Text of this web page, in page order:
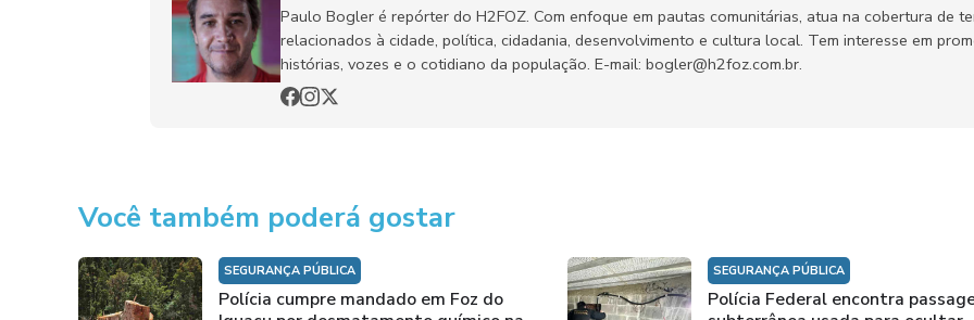
Paulo Bogler é repórter do H2FOZ. Com enfoque em pautas comunitárias, atua na cobertura de
relacionados à cidade, política, cidadania, desenvolvimento e cultura local. Tem interesse em
histórias, vozes e o cotidiano da população. E-mail: bogler@h2foz.com.br.
Você também poderá gostar
SEGURANÇA PÚBLICA
Polícia cumpre mandado em Foz do
SEGURANÇA PÚBLICA
Polícia Federal encontra